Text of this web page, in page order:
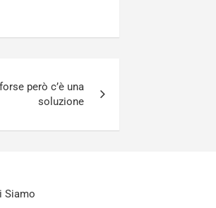
però c’è una
soluzione
Siamo